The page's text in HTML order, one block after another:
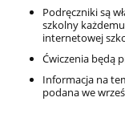
Podręczniki są
szkolny
internetowej
Ćwiczenia będą
Informacja na
podana we